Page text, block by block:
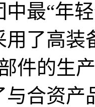
最“年
用了高
件的生
与合资产